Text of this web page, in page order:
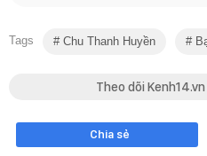
Tags Chu Thanh Huyền
Theo dõi
Chia sẻ